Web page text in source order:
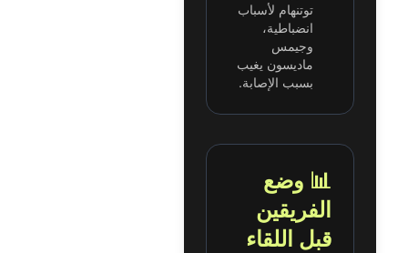
توتنهام لأسباب
انضباطية،
وجيمس
ماديسون يغيب
بسبب الإصابة.
📊 وضع
الفريقين
قبل اللقاء